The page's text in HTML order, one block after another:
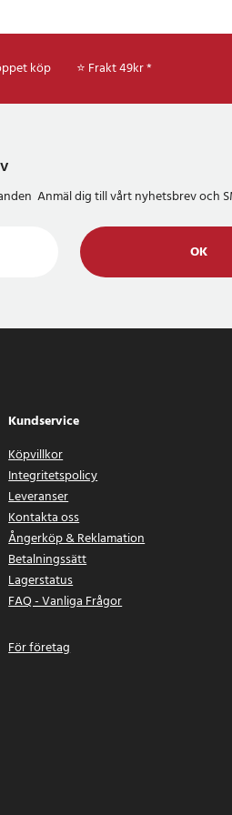
köp ⭐ Frakt 49kr *
Anmäl dig till vårt nyhetsbrev och
OK
Kundservice
Köpvillkor
Integritetspolicy
Leveranser
Kontakta oss
Ångerköp & Reklamation
Betalningssätt
Lagerstatus
FAQ - Vanliga Frågor
För företag